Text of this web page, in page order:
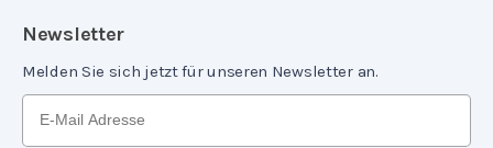
Newsletter
Melden Sie sich jetzt für unseren Newsletter an.